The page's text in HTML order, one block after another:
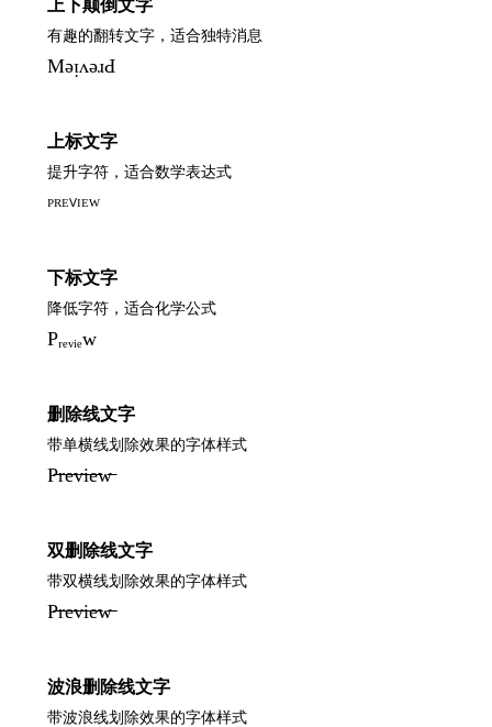
上下颠倒文字
有趣的翻转文字，适合独特消息
MǝᴉʌǝɹԀ
上标文字
提升字符，适合数学表达式
ᴾᴿᴱⱽᴵᴱᵂ
下标文字
降低字符，适合化学公式
Pᵣₑᵥᵢₑw
删除线文字
带单横线划除效果的字体样式
P̶r̶e̶v̶i̶e̶w̶
双删除线文字
带双横线划除效果的字体样式
P̶̶r̶̶e̶̶v̶̶i̶̶e̶̶w̶̶
波浪删除线文字
带波浪线划除效果的字体样式